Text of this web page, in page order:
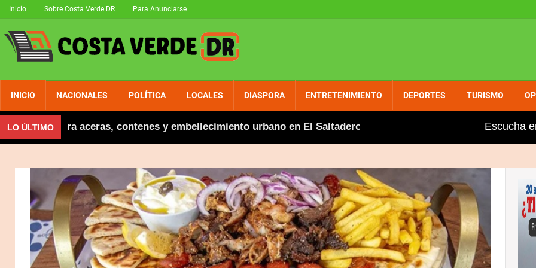
Inicio Sobre Costa Verde DR Para Anunciarse
INICIO NACIONALES POLÍTICA LOCALES DIASPORA ENTRETENIMIENTO DEPORTES TURISMO
LO ÚLTIMOaceras, contenes y embellecimiento urbano en El Saltadero Gobierno aumenta entre dos y tres
Escucha